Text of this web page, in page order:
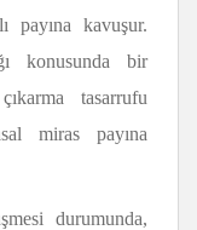
payına kavuşur.
konusunda bir
tasarrufu
miras payına
durumunda,